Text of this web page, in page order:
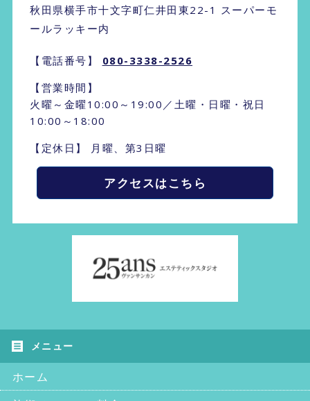
秋田県横手市十文字町仁井田東22-1 スーパーモ
ールラッキー内
【電話番号】 080-3338-2526
【営業時間】
火曜～金曜10:00～19:00／土曜・日曜・祝日
10:00～18:00
【定休日】 月曜、第3日曜
アクセスはこちら
ホーム